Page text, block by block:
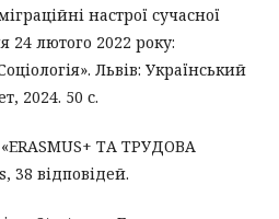
настрої сучасної
24 лютого 2022 року:
Львів: Український
2024. 50 с.
ТА ТРУДОВА
38 відповідей.